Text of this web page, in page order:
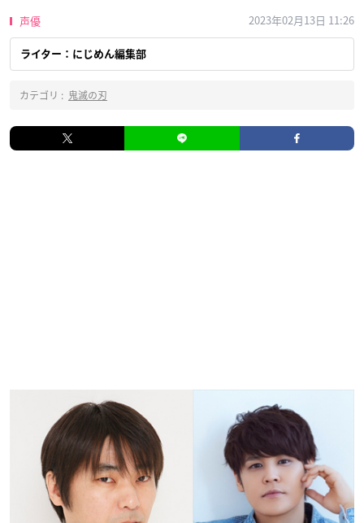
声優 2023年02月13日 11:26
ライター：にじめん編集部
カテゴリ : 鬼滅の刃